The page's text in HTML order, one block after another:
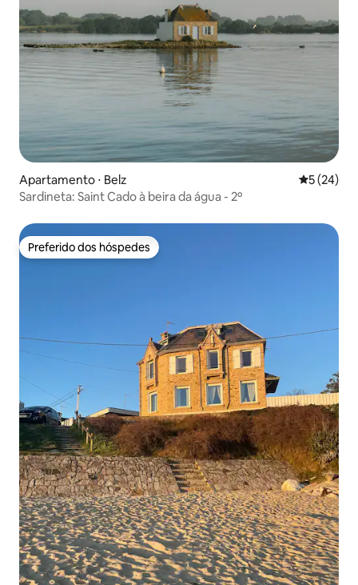
Apartamento ⋅ Belz 5 de uma
5 (24)
Sardineta: Saint Cado à beira da água - 2º
Preferido dos hóspedes
Preferido dos hóspedes